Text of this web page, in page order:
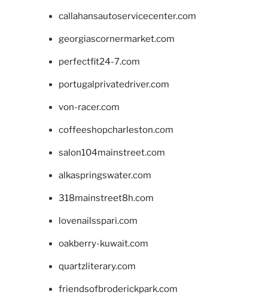
callahansautoservicecenter.com
georgiascornermarket.com
perfectfit24-7.com
portugalprivatedriver.com
von-racer.com
coffeeshopcharleston.com
salon104mainstreet.com
alkaspringswater.com
318mainstreet8h.com
lovenailsspari.com
oakberry-kuwait.com
quartzliterary.com
friendsofbroderickpark.com